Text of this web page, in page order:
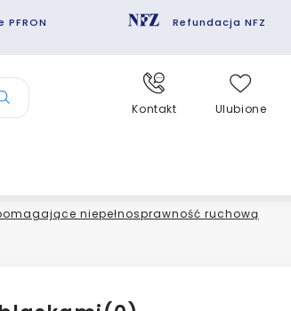
Refundacja NFZ
Kontakt Ulubione
niepełnosprawność ruchową